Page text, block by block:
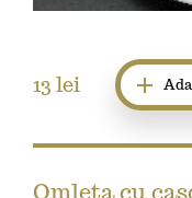
13 lei